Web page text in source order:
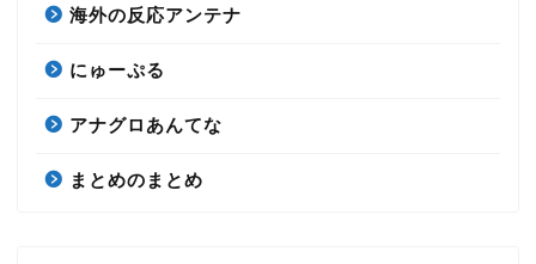
海外の反応アンテナ
にゅーぷる
アナグロあんてな
まとめのまとめ